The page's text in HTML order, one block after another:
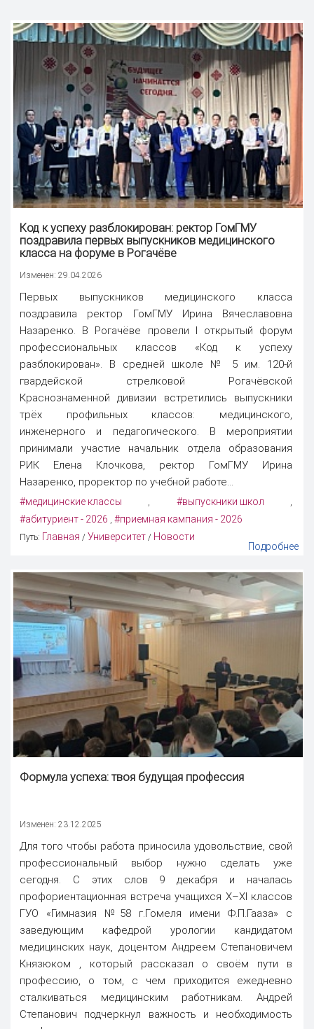
Код к успеху разблокирован: ректор ГомГМУ
поздравила первых выпускников медицинского
класса на форуме в Рогачёве
Изменен: 29.04.2026
Первых выпускников медицинского класса
поздравила ректор ГомГМУ Ирина Вячеславовна
Назаренко. В Рогачёве провели I открытый форум
профессиональных классов «Код к успеху
разблокирован». В средней школе № 5 им. 120-й
гвардейской стрелковой Рогачёвской
Краснознаменной дивизии встретились выпускники
трёх профильных классов: медицинского,
инженерного и педагогического. В мероприятии
принимали участие начальник отдела образования
РИК Елена Клочкова, ректор ГомГМУ Ирина
Назаренко, проректор по учебной работе...
#медицинские классы , #выпускники школ ,
#абитуриент - 2026 , #приемная кампания - 2026
Путь: Главная / Университет / Новости
Подробнее
Формула успеха: твоя будущая профессия
Изменен: 23.12.2025
Для того чтобы работа приносила удовольствие, свой
профессиональный выбор нужно сделать уже
сегодня. С этих слов 9 декабря и началась
профориентационная встреча учащихся X–XI классов
ГУО «Гимназия №58 г.Гомеля имени Ф.П.Гааза» с
заведующим кафедрой урологии кандидатом
медицинских наук, доцентом Андреем Степановичем
Князюком , который рассказал о своём пути в
профессию, о том, с чем приходится ежедневно
сталкиваться медицинским работникам. Андрей
Степанович подчеркнул важность и необходимость